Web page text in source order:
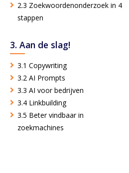
2.3 Zoekwoordenonderzoek in 4
stappen
3. Aan de slag!
3.1 Copywriting
3.2 AI Prompts
3.3 AI voor bedrijven
3.4 Linkbuilding
3.5 Beter vindbaar in
zoekmachines